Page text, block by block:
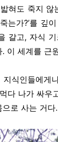
혀도 죽지
는가?’를 깊
갈고, 자식
이 세계를 근
식인들에게
다 나가 싸우
로 사는 거다